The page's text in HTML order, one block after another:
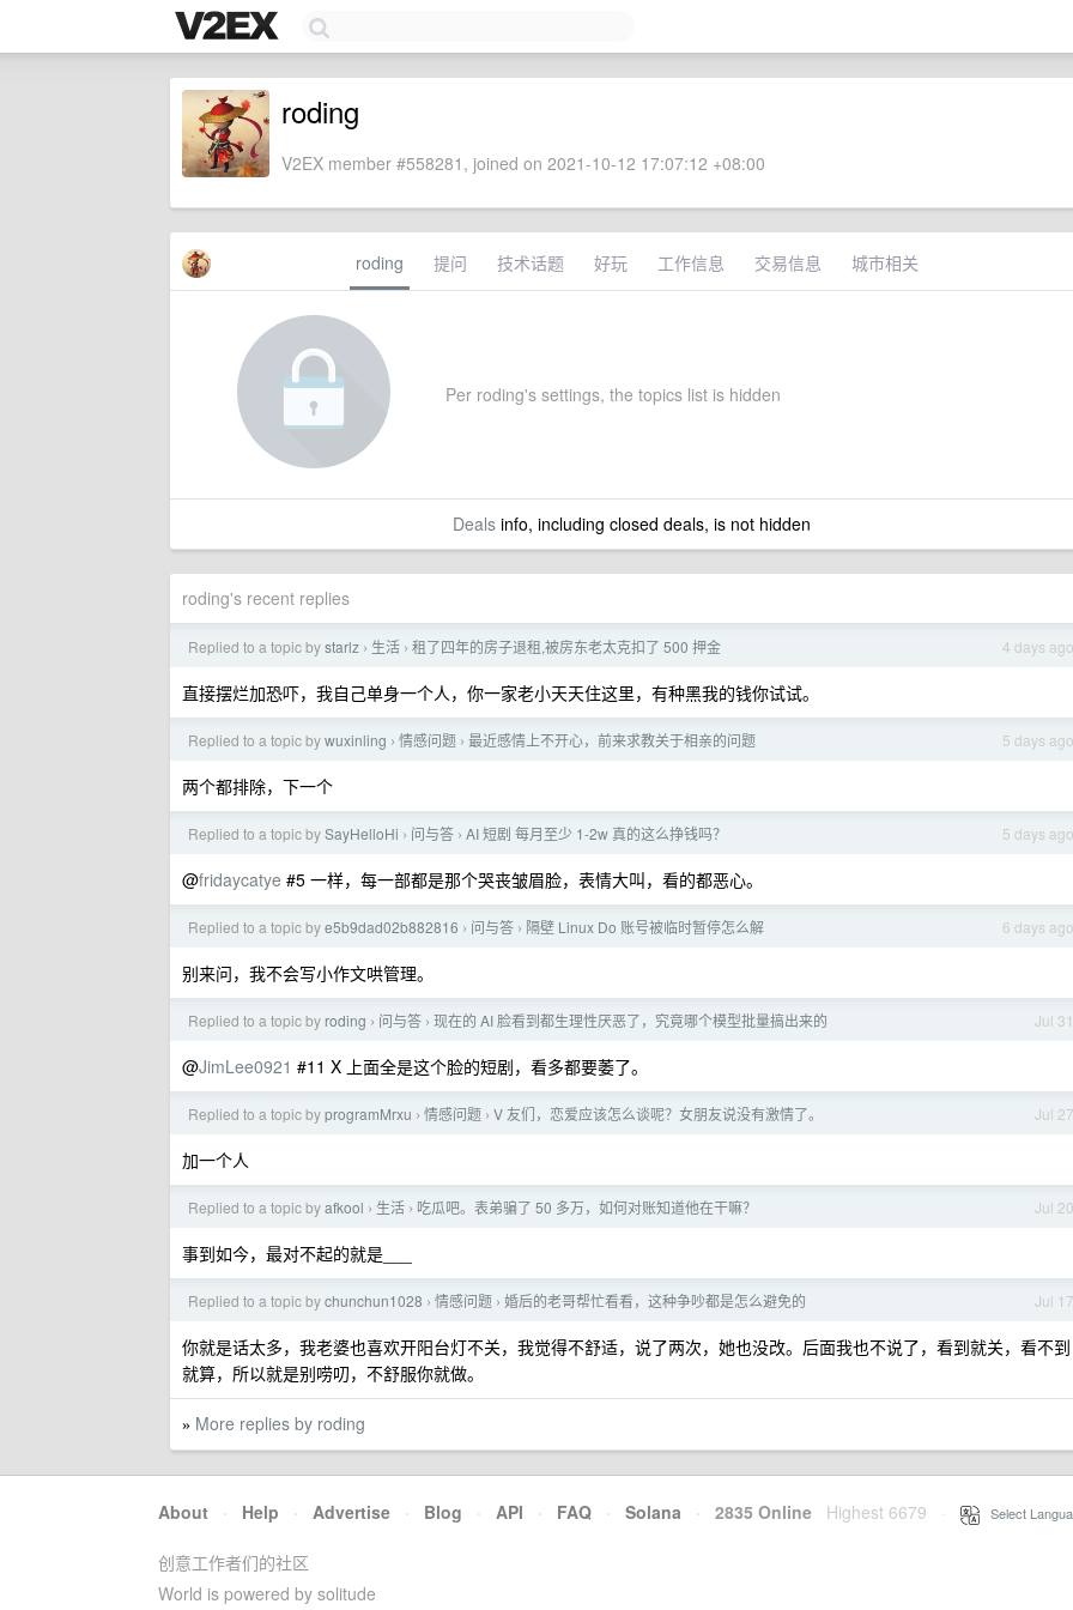
roding
V2EX member #558281, joined on 2021-10-12 17:07:12 +08:00
roding 提问 技术话题 好玩 工作信息 交易信息 城市相关
Per roding's settings, the topics list is hidden
Dealsinfo, including closed deals, is not hidden
roding's recent replies
4 days ago
Replied to a topic bystarlz › 生活 › 租了四年的房子退租,被房东老太克扣了 500 押金
直接摆烂加恐吓，我自己单身一个人，你一家老小天天住这里，有种黑我的钱你试试。
5 days ago
Replied to a topic bywuxinling › 情感问题 › 最近感情上不开心，前来求教关于相亲的问题
两个都排除，下一个
5 days ago
Replied to a topic bySayHelloHi › 问与答 › AI 短剧 每月至少 1-2w 真的这么挣钱吗？
@fridaycatye #5 一样，每一部都是那个哭丧皱眉脸，表情大叫，看的都恶心。
6 days ago
Replied to a topic bye5b9dad02b882816 › 问与答 › 隔壁 Linux Do 账号被临时暂停怎么解
别来问，我不会写小作文哄管理。
Jul 31
Replied to a topic by roding › 问与答 › 现在的 AI 脸看到都生理性厌恶了，究竟哪个模型批量搞出来的
@JimLee0921 #11 X 上面全是这个脸的短剧，看多都要萎了。
Jul 27
Replied to a topic byprogramMrxu › 情感问题 › V 友们，恋爱应该怎么谈呢？女朋友说没有激情了。
加一个人
Jul 20
Replied to a topic byafkool › 生活 › 吃瓜吧。表弟骗了 50 多万，如何对账知道他在干嘛？
事到如今，最对不起的就是___
Jul 17
Replied to a topic bychunchun1028 › 情感问题 › 婚后的老哥帮忙看看，这种争吵都是怎么避免的
你就是话太多，我老婆也喜欢开阳台灯不关，我觉得不舒适，说了两次，她也没改。后面我也不说了，看到就关，看不到
就算，所以就是别唠叨，不舒服你就做。
» More replies by roding
About · Help · Advertise · Blog · API · FAQ · Solana · 2835 Online Highest 6679 Select
创意工作者们的社区
World is powered by solitude